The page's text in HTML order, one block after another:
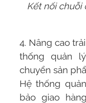
Kết nối chuỗi
4. Nâng cao
thống quản
chuyển sản
Hệ thống
bảo giao